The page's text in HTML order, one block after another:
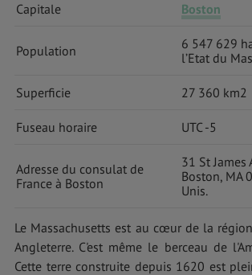
Capitale Boston
Population
6 547 629
l’Etat du
Superficie 27 360 km2
Fuseau horaire UTC -5
Adresse du consulat de
France à Boston
31 St James
Boston, MA
Unis.
Le Massachusetts est au cœur de la
Angleterre. C'est même le berceau de
Cette terre construite depuis 1620 est